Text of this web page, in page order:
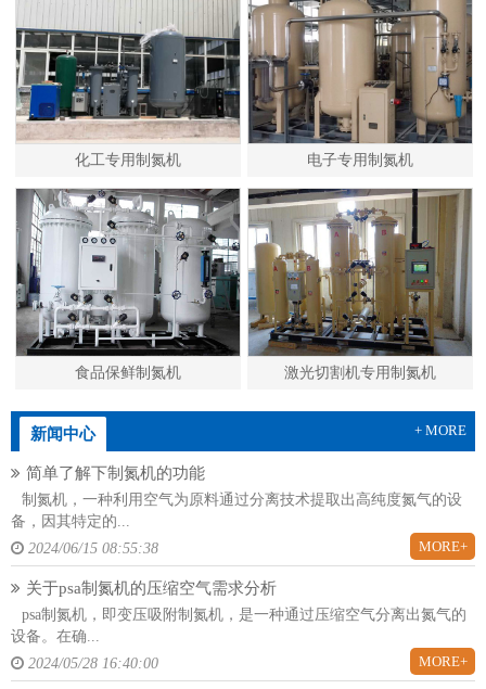
化工专用制氮机 电子专用制氮机
食品保鲜制氮机 激光切割机专用制氮机
新闻中心 + MORE
简单了解下制氮机的功能
制氮机，一种利用空气为原料通过分离技术提取出高纯度氮气的设
备，因其特定的...
2024/06/15 08:55:38
MORE+
关于psa制氮机的压缩空气需求分析
psa制氮机，即变压吸附制氮机，是一种通过压缩空气分离出氮气的
设备。在确...
2024/05/28 16:40:00
MORE+